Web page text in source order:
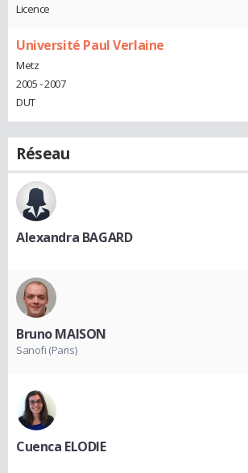
Licence
Université Paul Verlaine
Metz
2005 - 2007
DUT
Réseau
Alexandra BAGARD
Bruno MAISON
Sanofi (Paris)
Cuenca ELODIE